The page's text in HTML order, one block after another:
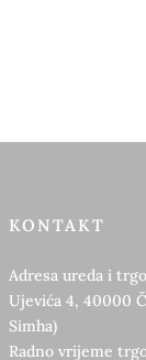
KONTAKT
Adresa ureda i
Ujevića 4, 40000
Simha)
Radno vrijeme